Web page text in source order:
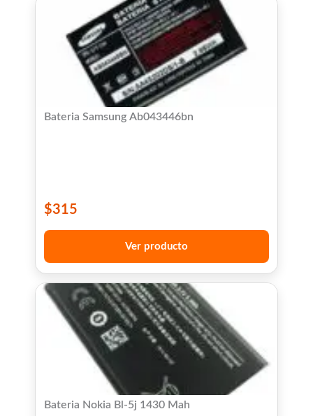
Bateria Samsung Ab043446bn
$315
Ver producto
Bateria Nokia Bl-5j 1430 Mah